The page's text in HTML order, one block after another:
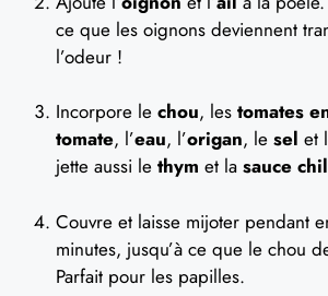
ce que les oignons deviennent
l’odeur !
Incorpore le chou, les tomates
tomate, l’eau, l’origan, le sel et
jette aussi le thym et la sauce
Couvre et laisse mijoter pendant
minutes, jusqu’à ce que le chou
Parfait pour les papilles.